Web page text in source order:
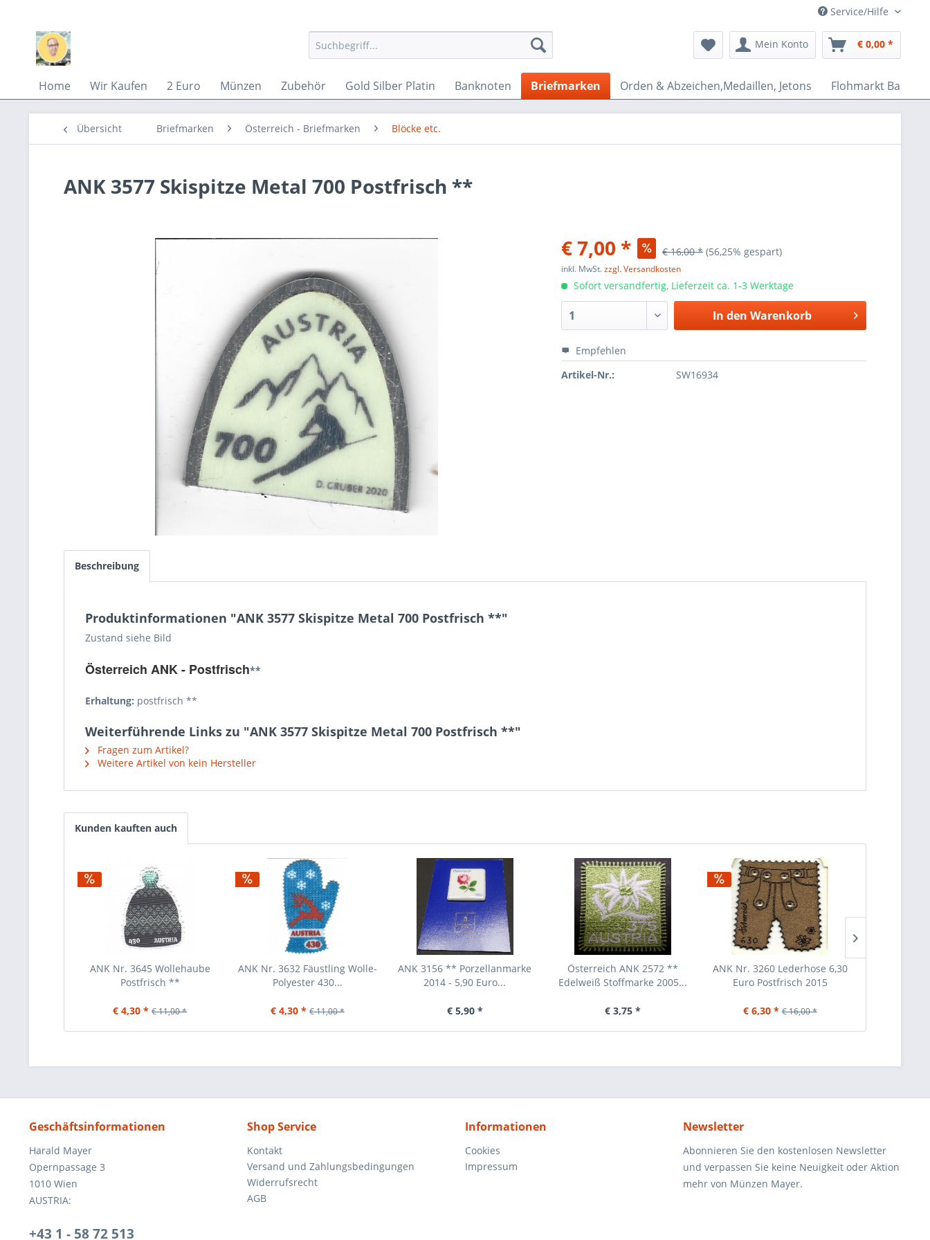
Service/Hilfe
Mein Konto € 0,00 *
Home Wir Kaufen 2 Euro Münzen Zubehör Gold Silber Platin Banknoten Briefmarken Orden & Abzeichen,Medaillen, Jetons Flohmarkt Bazar
Übersicht Briefmarken Österreich - Briefmarken Blöcke etc.
ANK 3577 Skispitze Metal 700 Postfrisch **
€ 7,00 * € 16,00 * (56,25% gespart)
inkl. MwSt.zzgl. Versandkosten
Sofort versandfertig, Lieferzeit ca. 1-3 Werktage
In den Warenkorb
Empfehlen
Artikel-Nr.:
SW16934
Beschreibung
Produktinformationen "ANK 3577 Skispitze Metal 700 Postfrisch **"
Zustand siehe Bild
Österreich ANK - Postfrisch**
Erhaltung: postfrisch **
Weiterführende Links zu "ANK 3577 Skispitze Metal 700 Postfrisch **"
Fragen zum Artikel?
Weitere Artikel von kein Hersteller
Kunden kauften auch
ANK Nr. 3645 Wollehaube
Postfrisch **
€ 4,30 * € 11,00 *
ANK Nr. 3632 Fäustling Wolle-
Polyester 430...
€ 4,30 * € 11,00 *
ANK 3156 ** Porzellanmarke
2014 - 5,90 Euro...
€ 5,90 *
Österreich ANK 2572 **
Edelweiß Stoffmarke 2005...
€ 3,75 *
ANK Nr. 3260 Lederhose 6,30
Euro Postfrisch 2015
€ 6,30 * € 16,00 *
Geschäftsinformationen
Harald Mayer
Opernpassage 3
1010 Wien
AUSTRIA:
+43 1 - 58 72 513
Shop Service
Kontakt
Versand und Zahlungsbedingungen
Widerrufsrecht
AGB
Informationen
Cookies
Impressum
Newsletter
Abonnieren Sie den kostenlosen Newsletter
und verpassen Sie keine Neuigkeit oder Aktion
mehr von Münzen Mayer.